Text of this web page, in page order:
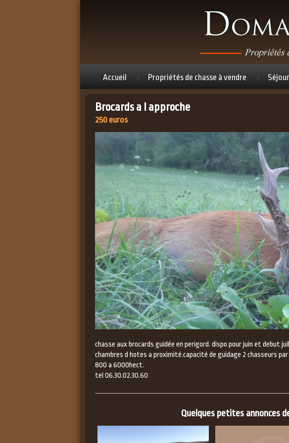
Accueil Propriétés de chasse à vendre
Brocards a l approche
250 euros
chasse aux brocards guidée en perigord. dispo pour juin et debut
chambres d hotes a proximité.capacité de guidage 2 chasseurs
800 a 6000hect.
tel 06.30.02.30.60
Quelques petites annonces